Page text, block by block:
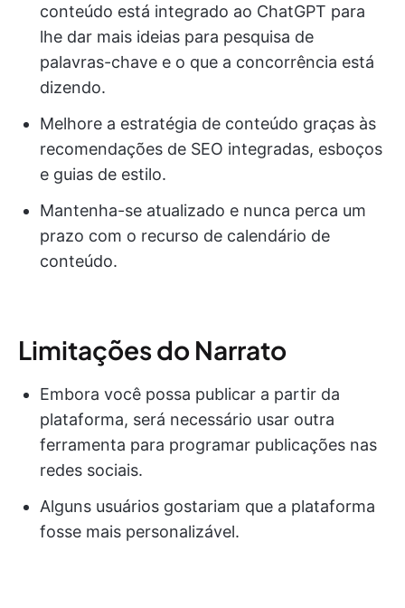
conteúdo está integrado ao ChatGPT para
lhe dar mais ideias para pesquisa de
palavras-chave e o que a concorrência está
dizendo.
Melhore a estratégia de conteúdo graças às
recomendações de SEO integradas, esboços
e guias de estilo.
Mantenha-se atualizado e nunca perca um
prazo com o recurso de calendário de
conteúdo.
Limitações do Narrato
Embora você possa publicar a partir da
plataforma, será necessário usar outra
ferramenta para programar publicações nas
redes sociais.
Alguns usuários gostariam que a plataforma
fosse mais personalizável.